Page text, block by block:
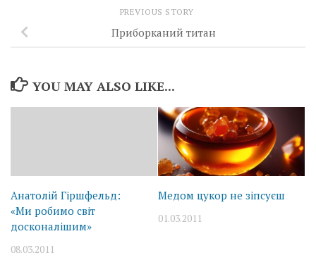
PREVIOUS STORY
Приборканий титан
YOU MAY ALSO LIKE...
Анатолій Гіршфельд:
«Ми робимо світ
досконалішим»
08.03.2011
Медом цукор не зіпсуєш
01.03.2011